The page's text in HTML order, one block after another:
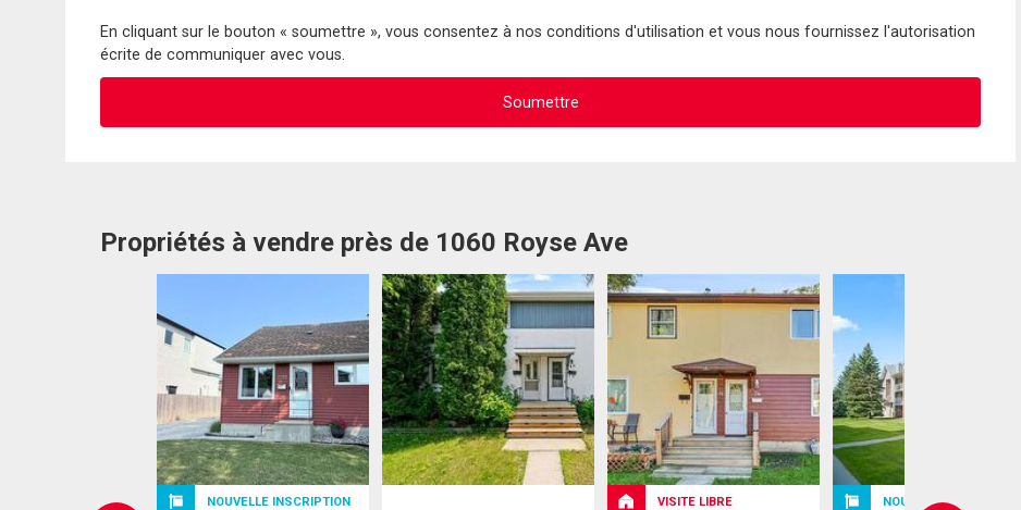
En cliquant sur le bouton « soumettre », vous consentez à nos conditions d'utilisation et vous nous fournissez l'autorisation
écrite de communiquer avec vous.
Propriétés à vendre près de 1060 Royse Ave
NOUVELLE INSCRIPTION VISITE LIBRE NOUVELLE INSCRIPTION